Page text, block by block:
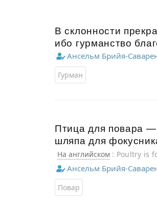
В склонности
ибо гурманство
Ансельм Брийя-
Гурман
Птица для повара
шляпа для
На английском : Poultry is
conjurer.
Ансельм Брийя-
Повар